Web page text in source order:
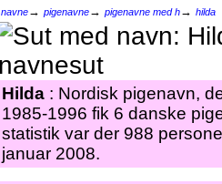
navne→ pigenavne→ pigenavne med h→ hilda
Hilda : Nordisk pigenavn,
1985-1996 fik 6 danske
statistik var der 988
januar 2008.